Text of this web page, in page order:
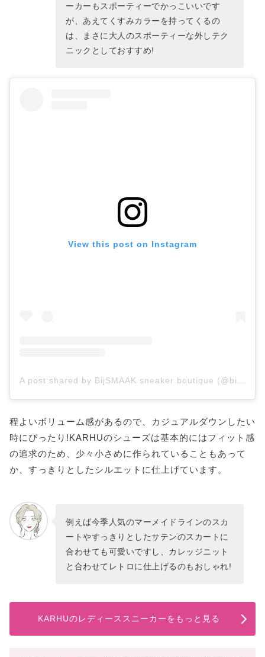
ーカーもスポーティーでかっこいいです
が、あえてくすみカラーを持ってくるの
は、まさに大人のスポーティーな外しテク
ニックとしておすすめ!
View this post on Instagram
A post shared by BijSMAAK sneaker boutique (@bijsmaak)
程よいボリューム感があるので、カジュアルダウンしたい
時にぴったり!KARHUのシューズは基本的にはフィット感
の追求のため、少々小さめに作られていることもあって
か、すっきりとしたシルエットに仕上げています。
例えば今季人気のマーメイドラインのスカ
ートやすっきりとしたサテンのスカートに
合わせても可愛いですし、カレッジニット
と合わせてレトロに仕上げるのもおしゃれ!
KARHUのレディーススニーカーをもっと見る